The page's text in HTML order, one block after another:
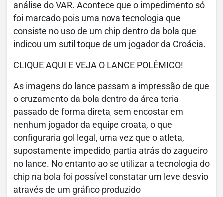
análise do VAR. Acontece que o impedimento só
foi marcado pois uma nova tecnologia que
consiste no uso de um chip dentro da bola que
indicou um sutil toque de um jogador da Croácia.
CLIQUE AQUI E VEJA O LANCE POLÊMICO!
As imagens do lance passam a impressão de que
o cruzamento da bola dentro da área teria
passado de forma direta, sem encostar em
nenhum jogador da equipe croata, o que
configuraria gol legal, uma vez que o atleta,
supostamente impedido, partia atrás do zagueiro
no lance. No entanto ao se utilizar a tecnologia do
chip na bola foi possível constatar um leve desvio
através de um gráfico produzido